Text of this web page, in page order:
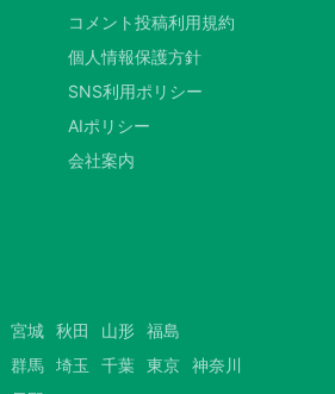
コメント投稿利用規約
個人情報保護方針
SNS利用ポリシー
AIポリシー
会社案内
宮城 秋田 山形 福島
群馬 埼玉 千葉 東京 神奈川